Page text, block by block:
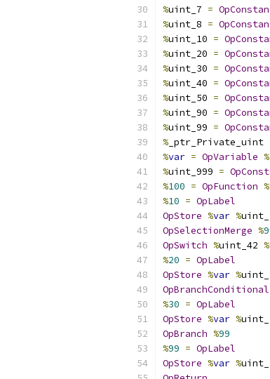
%uint_7 =
%uint_8 =
%uint_10 =
%uint_20 =
%uint_30 =
%uint_40 =
%uint_50 =
%uint_90 =
%uint_99 =
% _ptr_Private_uint
%var = OpVariable %
%uint_999 =
%100 = OpFunction %
%10 = OpLabel
OpStore %var %
OpSelectionMerge %
OpSwitch %uint_42 %
%20 = OpLabel
OpStore %var %
OpBranchConditional
%30 = OpLabel
OpStore %var %
OpBranch %99
%99 = OpLabel
OpStore %var %